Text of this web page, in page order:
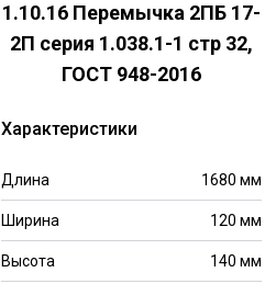
1.10.16 Перемычка 2ПБ 17-
2П серия 1.038.1-1 стр 32,
ГОСТ 948-2016
Характеристики
Длина 1680 мм
Ширина 120 мм
Высота 140 мм